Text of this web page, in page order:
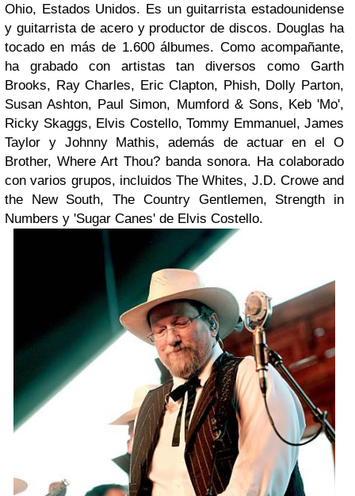
Ohio, Estados Unidos. Es un guitarrista estadounidense
y guitarrista de acero y productor de discos. Douglas ha
tocado en más de 1.600 álbumes. Como acompañante,
ha grabado con artistas tan diversos como Garth
Brooks, Ray Charles, Eric Clapton, Phish, Dolly Parton,
Susan Ashton, Paul Simon, Mumford & Sons, Keb 'Mo',
Ricky Skaggs, Elvis Costello, Tommy Emmanuel, James
Taylor y Johnny Mathis, además de actuar en el O
Brother, Where Art Thou? banda sonora. Ha colaborado
con varios grupos, incluidos The Whites, J.D. Crowe and
the New South, The Country Gentlemen, Strength in
Numbers y 'Sugar Canes' de Elvis Costello.